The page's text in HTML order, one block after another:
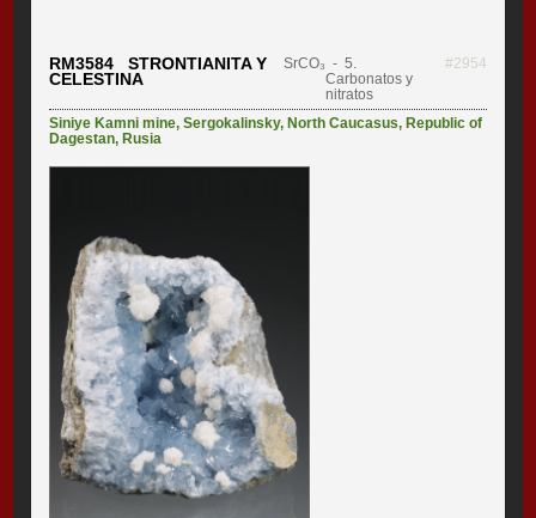
RM3584 STRONTIANITA Y
CELESTINA
SrCO₃ - 5.
Carbonatos y
nitratos
#2954
Siniye Kamni mine,Sergokalinsky,North Caucasus,Republic of
Dagestan,Rusia